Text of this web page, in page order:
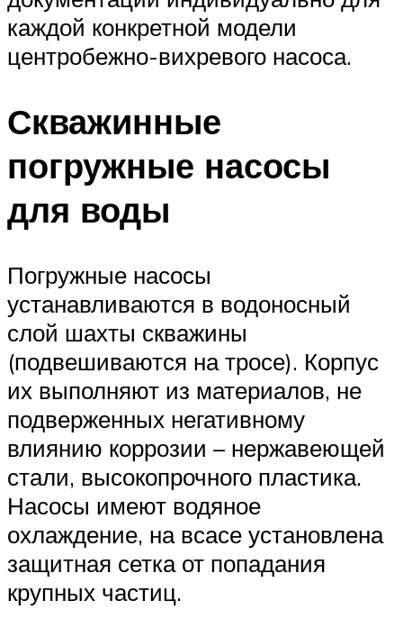
каждой конкретной модели
центробежно-вихревого насоса.
Скважинные
погружные насосы
для воды
Погружные насосы
устанавливаются в водоносный
слой шахты скважины
(подвешиваются на тросе). Корпус
их выполняют из материалов, не
подверженных негативному
влиянию коррозии – нержавеющей
стали, высокопрочного пластика.
Насосы имеют водяное
охлаждение, на всасе установлена
защитная сетка от попадания
крупных частиц.